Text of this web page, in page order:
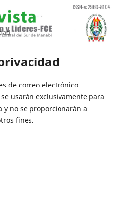
de correo electrónico
usarán exclusivamente para
y no se proporcionarán a
fines.